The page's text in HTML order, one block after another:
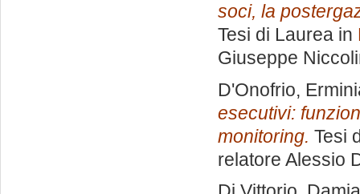
soci, la
Tesi di Laurea in
Giuseppe
D'Onofrio,
esecutivi:
monitoring. Tesi
relatore Alessio